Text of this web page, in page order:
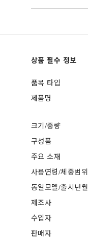
상품 필수 정보
품목 타입
제품명
크기/중량
구성품
주요 소재
사용연령/체중범위
동일모델/출시년월
제조사
수입자
판매자